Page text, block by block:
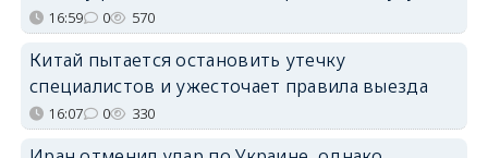
16:59 0 570
Китай пытается остановить утечку
специалистов и ужесточает правила выезда
16:07 0 330